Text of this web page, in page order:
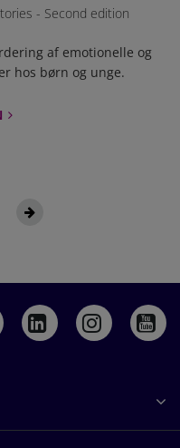
- Second edition
af emotionelle og
hos børn og unge.
på siden.
Næste